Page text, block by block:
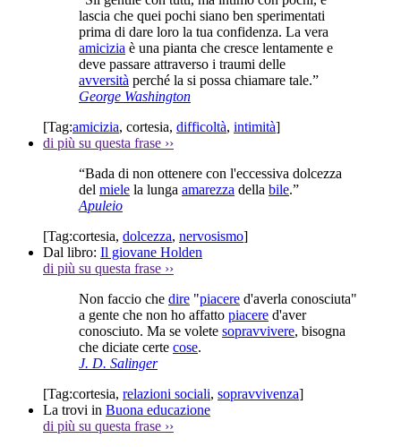
lascia che quei pochi siano ben sperimentati
prima di dare loro la tua confidenza. La vera
amicizia è una pianta che cresce lentamente e
deve passare attraverso i traumi delle
avversità perché la si possa chiamare tale.”
George Washington
[Tag:amicizia, cortesia, difficoltà, intimità]
di più su questa frase ››
“Bada di non ottenere con l'eccessiva dolcezza
del miele la lunga amarezza della bile.”
Apuleio
[Tag:cortesia, dolcezza, nervosismo]
Dal libro: Il giovane Holden
di più su questa frase ››
Non faccio che dire "piacere d'averla conosciuta"
a gente che non ho affatto piacere d'aver
conosciuto. Ma se volete sopravvivere, bisogna
che diciate certe cose.
J. D. Salinger
[Tag:cortesia, relazioni sociali, sopravvivenza]
La trovi in Buona educazione
di più su questa frase ››